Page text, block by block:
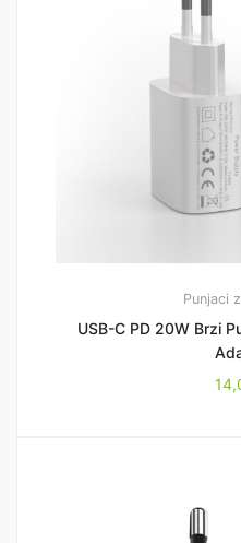
Punjaci
USB-C PD 20W Brzi